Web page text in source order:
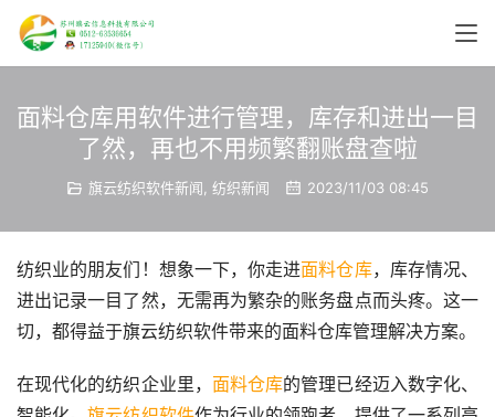
面料仓库用软件进行管理，库存和进出一目
了然，再也不用频繁翻账盘查啦
旗云纺织软件新闻 纺织新闻 2023/11/03 08:45
纺织业的朋友们！想象一下，你走进面料仓库，库存情况、
进出记录一目了然，无需再为繁杂的账务盘点而头疼。这一
切，都得益于旗云纺织软件带来的面料仓库管理解决方案。
在现代化的纺织企业里， 面料仓库的管理已经迈入数字化、